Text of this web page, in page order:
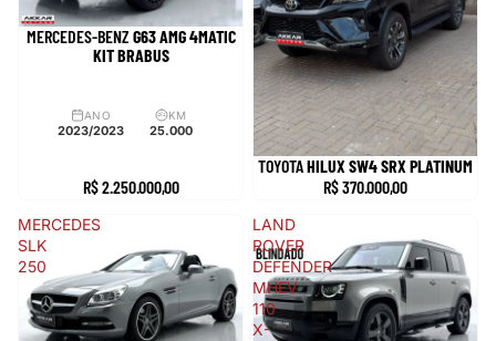
MERCEDES-BENZ G63AMG 4MATIC
KIT BRABUS
ANO
2023/2023
KM
25.000
R$ 2.250.000,00
TOYOTAHILUX SW4SRX PLATINUM
R$ 370.000,00
MERCEDES
SLK
250
LAND
ROVER
DEFENDER
MHEV
110
X-